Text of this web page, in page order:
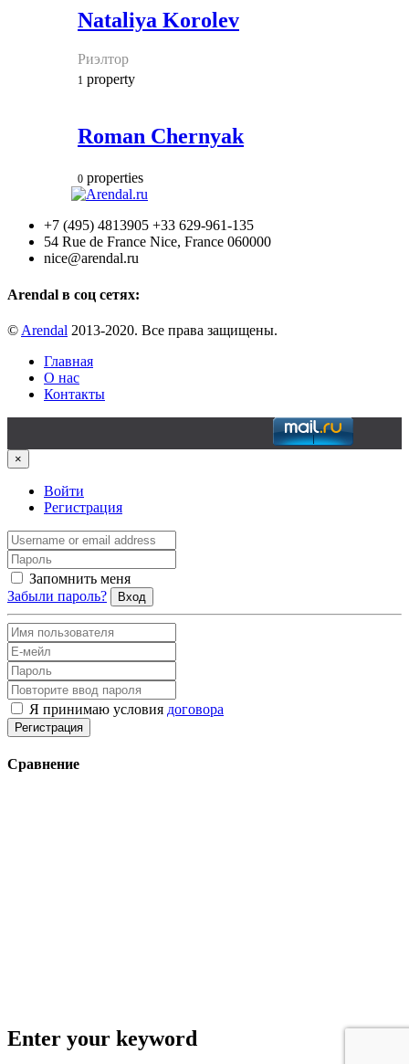
Nataliya Korolev
Риэлтор
1 property
Roman Chernyak
0 properties
+7 (495) 4813905 +33 629-961-135
54 Rue de France Nice, France 060000
nice@arendal.ru
Arendal в соц сетях:
© Arendal 2013-2020. Все права защищены.
Главная
О нас
Контакты
×
Войти
Регистрация
Запомнить меня
Забыли пароль?
Вход
Я принимаю условия договора
Регистрация
Сравнение
Enter your keyword